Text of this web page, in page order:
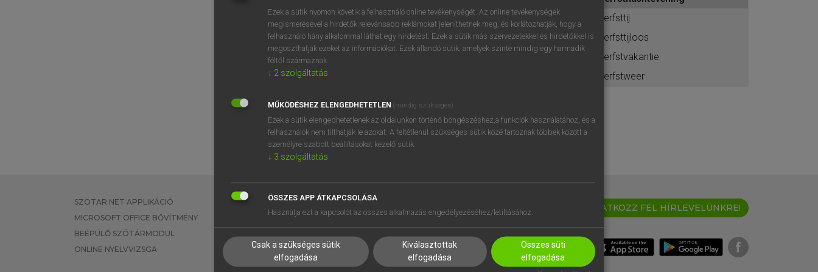
BELÉPÉS
próbaverziójának elindításához
regisztrálok ésbelépek.
REGISZTRÁCIÓ
herfsttij
herfsttijloos
herfstvakantie
herfstweer
SZOTAR.NET APPLIKÁCIÓ
MICROSOFT OFFICE BŐVÍTMÉNY
BEÉPÜLŐ SZÓTÁRMODUL
ONLINE NYELVVIZSGA
EGYÉNI FELHASZNÁLÓKNAK
TANULÓKNAK
VÁLLALATI MEGOLDÁSOK
SÚGÓ
RÓLUNK
SÜTI BEÁLLÍTÁSOK
IRATKOZZ FEL HÍRLEVELÜNKRE!
Ezek a sütik nyomon követik a felhasználó online tevékenységét. Az online tevékenységek
megismerésével a hirdetők relevánsabb reklámokat jeleníthetnek meg, és korlátozhatják, hogy a
felhasználó hány alkalommal láthat egy hirdetést. Ezek a sütik más szervezetekkel és hirdetőkkel is
megoszthatják ezeket az információkat. Ezek állandó sütik, amelyek szinte mindig egy harmadik
féltől származnak.
↓ 2 szolgáltatás
MŰKÖDÉSHEZ ELENGEDHETETLEN (mindig szükséges)
Ezek a sütik elengedhetetlenek az oldalunkon történő böngészéshez,a funkciók használatához, és a
felhasználók nem tilthatják le azokat. A feltétlenül szükséges sütik közé tartoznak többek között a
személyre szabott beállításokat kezelő sütik.
↓ 3 szolgáltatás
ÖSSZES APP ÁTKAPCSOLÁSA
Használja ezt a kapcsolót az összes alkalmazás engedélyezéséhez/letiltásához.
Csak a szükséges sütik
elfogadása
Kiválasztottak
elfogadása
Összes süti
elfogadása